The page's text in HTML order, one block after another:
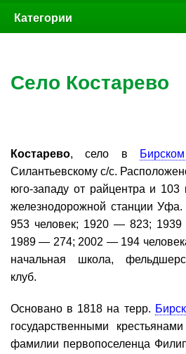
Категории
Село Костарево
Костарево, село в
Силантьевскому с/с.
юго-западу от райцентра и 103
железнодорожной станции
953 человек; 1920 — 823;
1989 — 274; 2002 — 194
начальная школа,
клуб.
Основано в 1818 на терр.
государственными
фамилии первопоселенца